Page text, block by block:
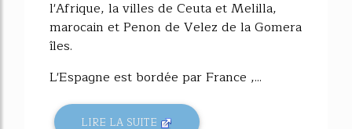
l'Afrique, la villes de Ceuta et Melilla,
marocain et Penon de Velez de la Gomera
îles.
L'Espagne est bordée par France ,...
LIRE LA SUITE